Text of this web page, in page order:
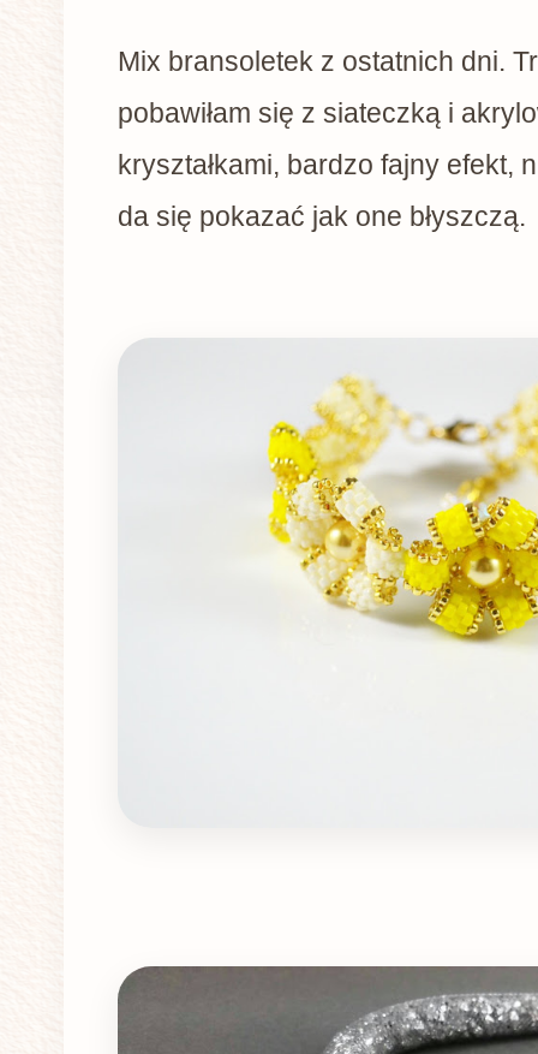
Mix bransoletek z ostatnich dni.
pobawiłam się z siateczką i
kryształkami, bardzo fajny efekt,
da się pokazać jak one błyszczą.